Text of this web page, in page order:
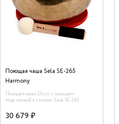
Поющая чаша Sela SE-265
Harmony
Поющая чаша 26 см, с кольцом-
подставкой и стиком, Sela SE-265
30 679 ₽